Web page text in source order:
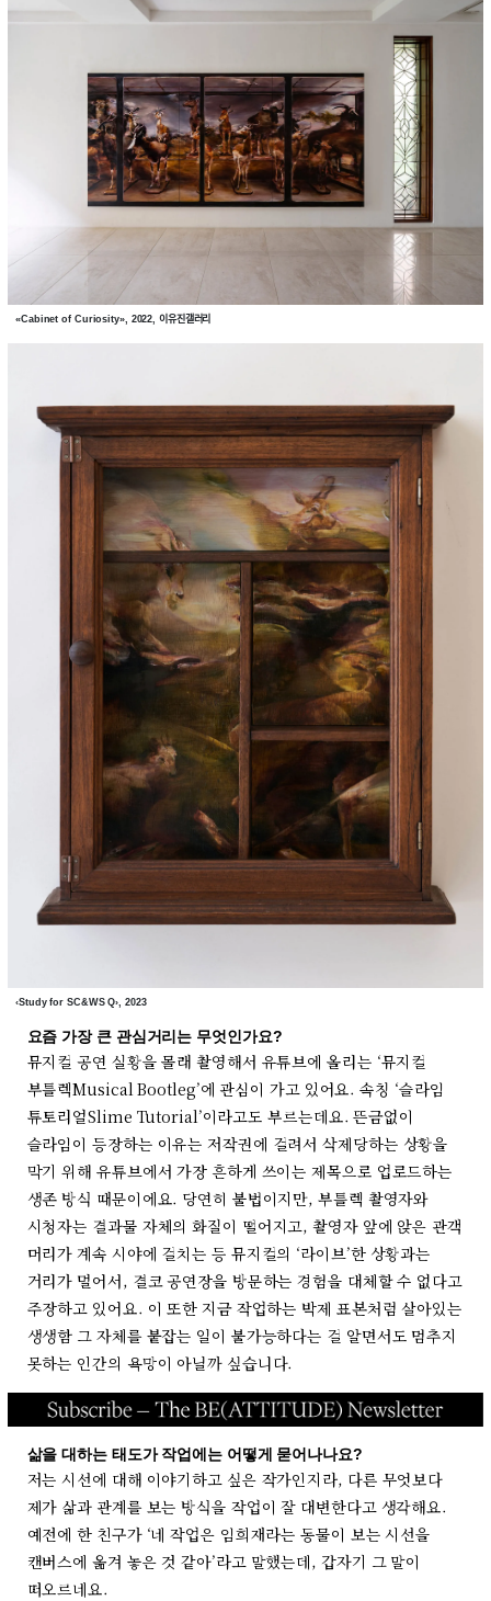
«Cabinet of Curiosity», 2022, 이유진갤러리
‹Study for SC&WS Q›, 2023
요즘 가장 큰 관심거리는 무엇인가요?
뮤지컬 공연 실황을 몰래 촬영해서 유튜브에 올리는 ‘뮤지컬
부틀렉Musical Bootleg’에 관심이 가고 있어요. 속칭 ‘슬라임
튜토리얼Slime Tutorial’이라고도 부르는데요. 뜬금없이
슬라임이 등장하는 이유는 저작권에 걸려서 삭제당하는 상황을
막기 위해 유튜브에서 가장 흔하게 쓰이는 제목으로 업로드하는
생존 방식 때문이에요. 당연히 불법이지만, 부틀렉 촬영자와
시청자는 결과물 자체의 화질이 떨어지고, 촬영자 앞에 앉은 관객
머리가 계속 시야에 걸치는 등 뮤지컬의 ‘라이브’한 상황과는
거리가 멀어서, 결코 공연장을 방문하는 경험을 대체할 수 없다고
주장하고 있어요. 이 또한 지금 작업하는 박제 표본처럼 살아있는
생생함 그 자체를 붙잡는 일이 불가능하다는 걸 알면서도 멈추지
못하는 인간의 욕망이 아닐까 싶습니다.
삶을 대하는 태도가 작업에는 어떻게 묻어나나요?
저는 시선에 대해 이야기하고 싶은 작가인지라, 다른 무엇보다
제가 삶과 관계를 보는 방식을 작업이 잘 대변한다고 생각해요.
예전에 한 친구가 ‘네 작업은 임희재라는 동물이 보는 시선을
캔버스에 옮겨 놓은 것 같아’라고 말했는데, 갑자기 그 말이
떠오르네요.